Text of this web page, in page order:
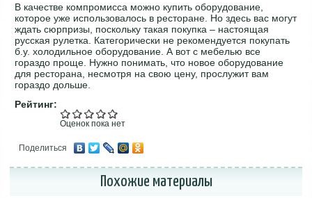
В качестве компромисса можно купить оборудование,
которое уже использовалось в ресторане. Но здесь вас могут
ждать сюрпризы, поскольку такая покупка – настоящая
русская рулетка. Категорически не рекомендуется покупать
б.у. холодильное оборудование. А вот с мебелью все
гораздо проще. Нужно понимать, что новое оборудование
для ресторана, несмотря на свою цену, прослужит вам
гораздо дольше.
Рейтинг:
Оценок пока нет
Поделиться
Похожие материалы